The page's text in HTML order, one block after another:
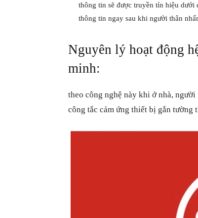
thông tin sẽ được truyền tín hiệu dưới
thông tin ngay sau khi người thân
Nguyên lý hoạt động
minh:
theo công nghệ này khi ở nhà,
công tắc cảm ứng thiết bị gắn tường